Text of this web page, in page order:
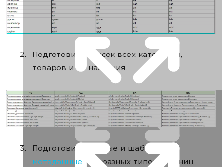
Подготовили список всех категорий,
товаров и их названия.
Подготовили ручные и шаблонные
метаданные для разных типов страниц.